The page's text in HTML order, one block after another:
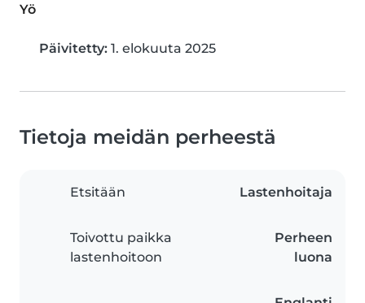
Yö
Päivitetty: 1. elokuuta 2025
Tietoja meidän perheestä
Etsitään Lastenhoitaja
Toivottu paikka
lastenhoitoon
Perheen
luona